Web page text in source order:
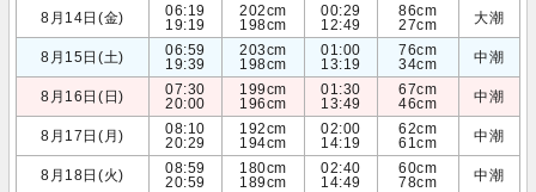
8月14日(金)
06:19
19:19
202cm
198cm
00:29
12:49
86cm
27cm
大潮
8月15日(土)
06:59
19:39
203cm
198cm
01:00
13:19
76cm
34cm
中潮
8月16日(日)
07:30
20:00
199cm
196cm
01:30
13:49
67cm
46cm
中潮
8月17日(月)
08:10
20:29
192cm
194cm
02:00
14:19
62cm
61cm
中潮
8月18日(火)
08:59
20:59
180cm
189cm
02:40
14:49
60cm
78cm
中潮